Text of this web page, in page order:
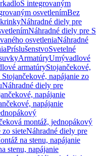
S integrovaným
osvetlenímBez
Náhradné diely pre
Náhradné diely pre S
osvetleniaNáhradné
PríslušenstvoSvetelné
ArmatúryUmývadlové
armatúryStojančekové,
napájanie zo
Náhradné diely pre
napájanie
napájanie
montáž, jednopákový
zo sieteNáhradné diely pre
na stenu, napájanie
stenu, napájanie